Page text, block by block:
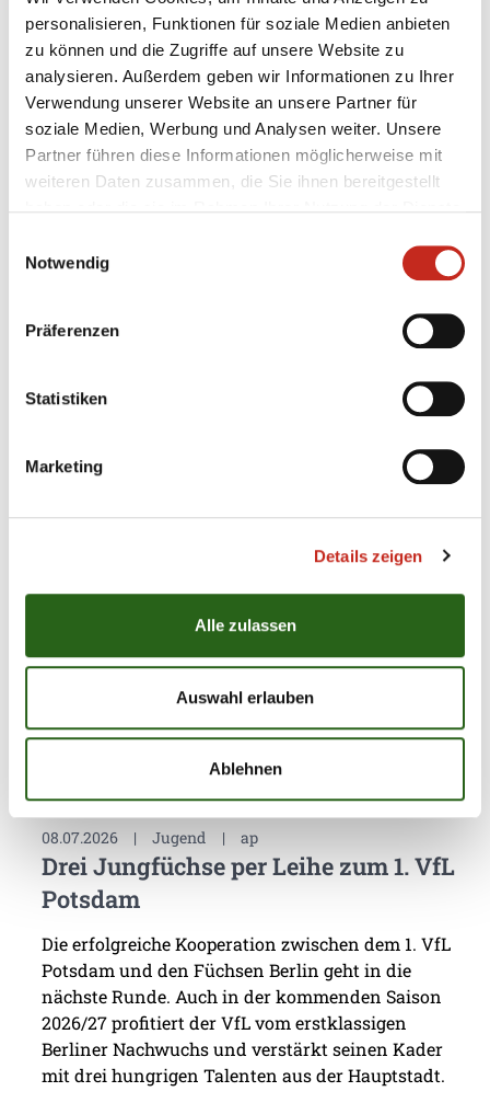
personalisieren, Funktionen für soziale Medien anbieten
zu können und die Zugriffe auf unsere Website zu
analysieren. Außerdem geben wir Informationen zu Ihrer
Verwendung unserer Website an unsere Partner für
soziale Medien, Werbung und Analysen weiter. Unsere
Partner führen diese Informationen möglicherweise mit
weiteren Daten zusammen, die Sie ihnen bereitgestellt
Notwendig
Präferenzen
Statistiken
Marketing
Details zeigen
Alle zulassen
Auswahl erlauben
Ablehnen
Niederlage. Im nächsten Spiel gegen den TSV
Altenholz muss das Team von Trainer Anel
Mahmutefendic zeigen, dass sie es besser können.
Erstes Camp der Handballschule in
Nachwuchsarbeit stets eine sehr hohe Priorität.
Dass mit Chrischa Hannawald ein hervorragender
Partner für Jugendförderung gefunden wurde,
präsentierte sich die Handballschule das erste Mal
in Füchse Town.
08.07.2026 | Jugend | ap
Drei Jungfüchse per Leihe zum 1. VfL
Potsdam
Die erfolgreiche Kooperation zwischen dem 1. VfL
Potsdam und den Füchsen Berlin geht in die
nächste Runde. Auch in der kommenden Saison
2026/27 profitiert der VfL vom erstklassigen
Berliner Nachwuchs und verstärkt seinen Kader
mit drei hungrigen Talenten aus der Hauptstadt.